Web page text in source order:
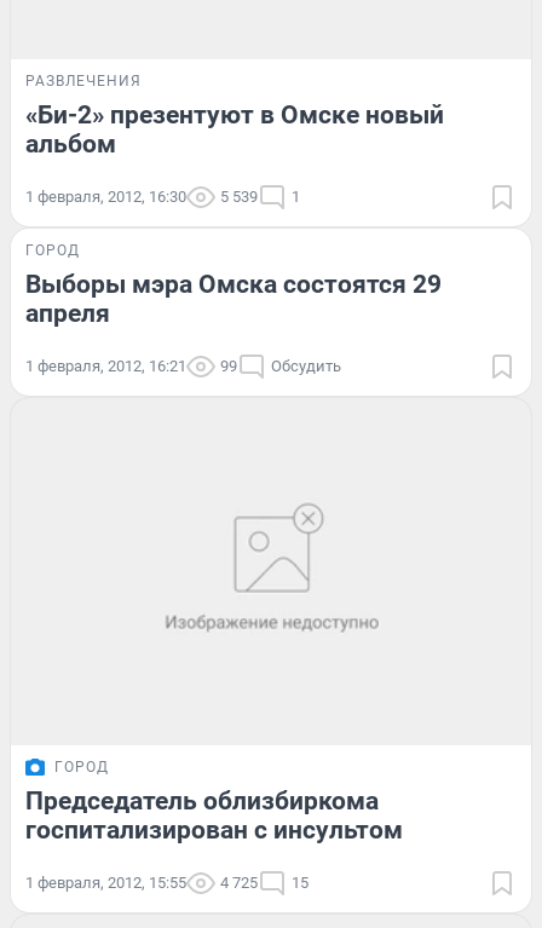
РАЗВЛЕЧЕНИЯ
«Би-2» презентуют в Омске новый
альбом
1 февраля, 2012, 16:30 5 539 1
ГОРОД
Выборы мэра Омска состоятся 29
апреля
1 февраля, 2012, 16:21 99 Обсудить
ГОРОД
Председатель облизбиркома
госпитализирован с инсультом
1 февраля, 2012, 15:55 4 725 15